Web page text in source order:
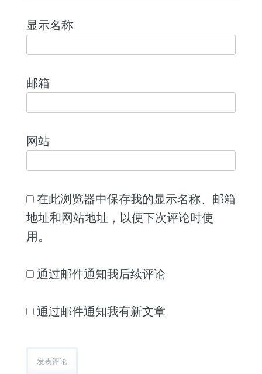
显示名称
邮箱
网站
在此浏览器中保存我的显示名称、邮箱
地址和网站地址，以便下次评论时使
用。
通过邮件通知我后续评论
通过邮件通知我有新文章